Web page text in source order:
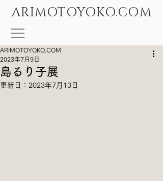
ARIMOTOYOKO.COM
島るり子展
ARIMOTOYOKO.COM
2023年7月9日
更新日： 2023年7月13日